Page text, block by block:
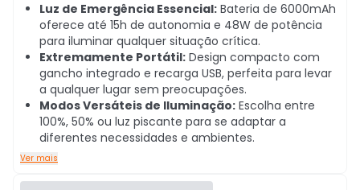
Luz de Emergência Essencial: Bateria de 6000mAh
oferece até 15h de autonomia e 48W de potência
para iluminar qualquer situação crítica.
Extremamente Portátil: Design compacto com
gancho integrado e recarga USB, perfeita para levar
a qualquer lugar sem preocupações.
Modos Versáteis de Iluminação: Escolha entre
100%, 50% ou luz piscante para se adaptar a
diferentes necessidades e ambientes.
Ver mais